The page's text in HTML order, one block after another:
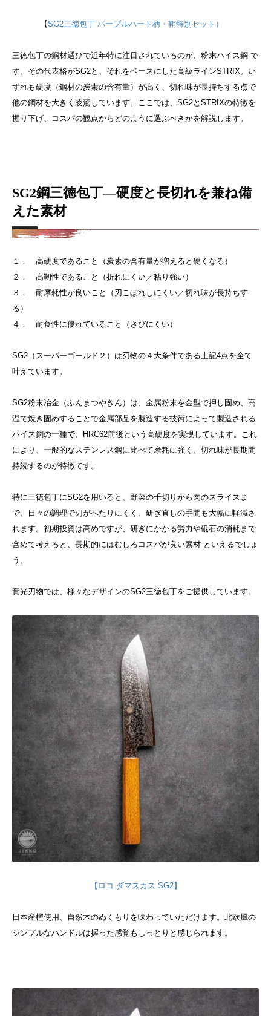
【SG2三徳包丁 パープルハート柄・鞘特別セット）
三徳包丁の鋼材選びで近年特に注目されているのが、粉末ハイス鋼 で
す。その代表格がSG2と、それをベースにした高級ラインSTRIX。い
ずれも硬度（鋼材の炭素の含有量）が高く、切れ味が長持ちする点で
他の鋼材を大きく凌駕しています。ここでは、SG2とSTRIXの特徴を
掘り下げ、コスパの観点からどのように選ぶべきかを解説します。
SG2鋼三徳包丁―硬度と長切れを兼ね備
えた素材
１． 高硬度であること
（炭素の含有量が増えると硬くなる）
２． 高靭性であること
（折れにくい／粘り強い）
３． 耐摩耗性が良いこと
（刃こぼれしにくい／切れ味が長持ちす
る）
４． 耐食性に優れていること
（さびにくい）
SG2（スーパーゴールド２）は刃物の４大条件である上記4点を全て
叶えています。
SG2粉末冶金（ふんまつやきん）は、金属粉末を金型で押し固め、高
温で焼き固めすることで金属部品を製造する技術によって製造される
ハイス鋼の一種で、HRC62前後という高硬度を実現しています。これ
により、一般的なステンレス鋼に比べて摩耗に強く、切れ味が長期間
持続するのが特徴です。
特に三徳包丁にSG2を用いると、野菜の千切りから肉のスライスま
で、日々の調理で刃がへたりにくく、研ぎ直しの手間も大幅に軽減さ
れます。初期投資は高めですが、研ぎにかかる労力や砥石の消耗まで
含めて考えると、長期的にはむしろコスパが良い素材 といえるでしょ
う。
實光刃物では、様々なデザインのSG2三徳包丁をご提供しています。
【ロコ ダマスカス SG2】
日本産樫使用、自然木のぬくもりを味わっていただけます。北欧風の
シンプルなハンドルは握った感覚もしっとりと感じられます。